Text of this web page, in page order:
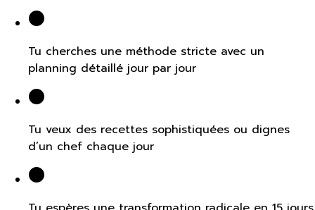
Tu cherches une méthode stricte avec un
planning détaillé jour par jour
Tu veux des recettes sophistiquées ou dignes
d’un chef chaque jour